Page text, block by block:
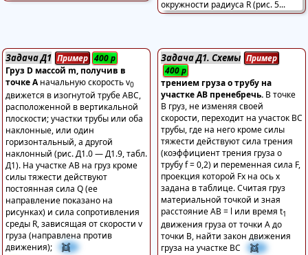
Задача Д1 Пример 400р
Груз D массой m, получив в
точке Aначальную скорость v0
движется в изогнутой трубе AВС,
расположенной в вертикальной
плоскости; участки трубы или оба
наклонные, или один
горизонтальный, а другой
наклонный (рис. Д1.0 — Д1.9, табл.
Д1). На участке AВ на груз кроме
силы тяжести действуют
постоянная сила Q (ее
направление показано на
рисунках) и сила сопротивления
среды R, зависящая от скорости v
груза (направлена против
движения);
👯
Задача Д1. Схемы Пример
400р
трением груза о трубу на
участке AВ пренебречь. В точке
В груз, не изменяя своей
скорости, переходит на участок ВС
трубы, где на него кроме силы
тяжести действуют сила трения
(коэффициент трения груза о
трубу f = 0,2) и переменная сила F,
проекция которой Fx на ось х
задана в таблице. Считая груз
материальной точкой и зная
расстояние AВ = l или время t1
движения груза от точки А до
точки В, найти закон движения
груза на участке ВС
👯